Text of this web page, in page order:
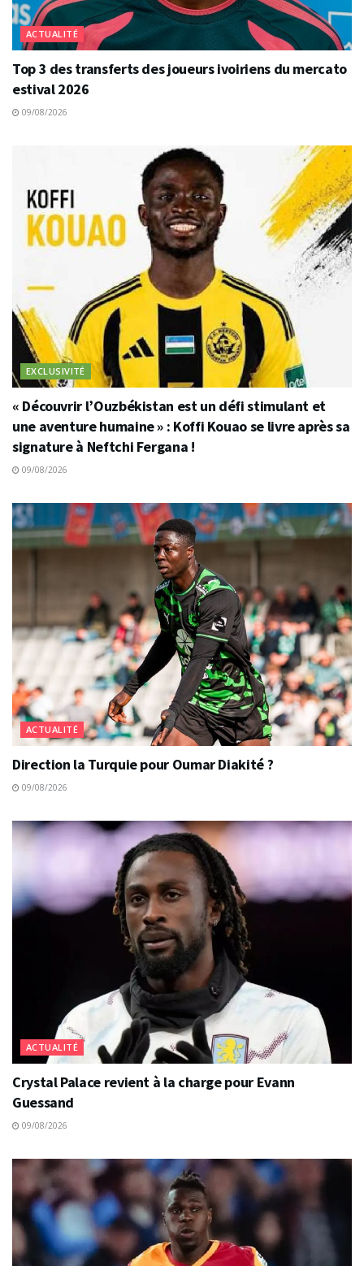
ACTUALITÉ
Top 3 des transferts des joueurs ivoiriens du mercato
estival 2026
09/08/2026
EXCLUSIVITÉ
« Découvrir l’Ouzbékistan est un défi stimulant et
une aventure humaine » : Koffi Kouao se livre après sa
signature à Neftchi Fergana !
09/08/2026
ACTUALITÉ
Direction la Turquie pour Oumar Diakité ?
09/08/2026
ACTUALITÉ
Crystal Palace revient à la charge pour Evann
Guessand
09/08/2026